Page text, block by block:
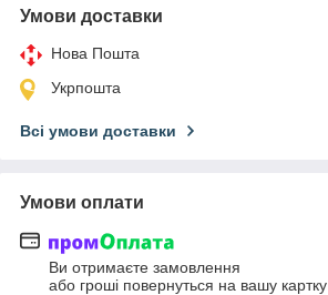
Умови доставки
Нова Пошта
Укрпошта
Всі умови доставки
Умови оплати
Ви отримаєте замовлення
або гроші повернуться на вашу картку